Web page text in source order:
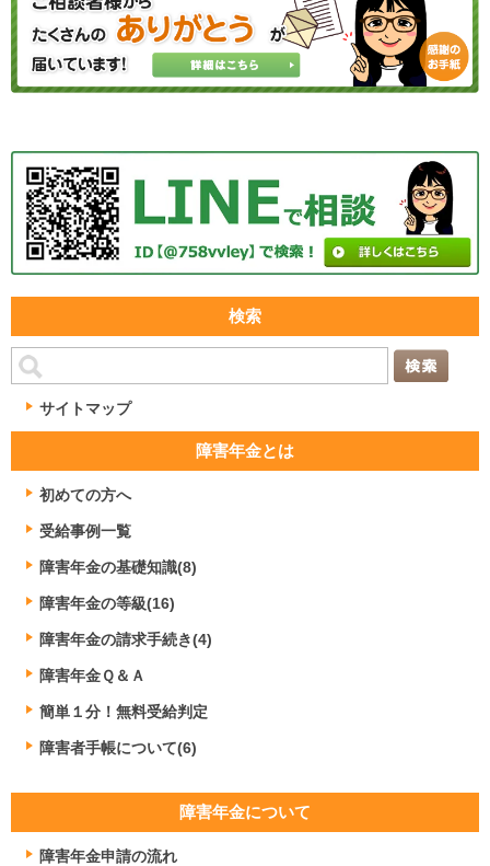
検索
サイトマップ
障害年金とは
初めての方へ
受給事例一覧
障害年金の基礎知識(8)
障害年金の等級(16)
障害年金の請求手続き(4)
障害年金Ｑ＆Ａ
簡単１分！無料受給判定
障害者手帳について(6)
障害年金について
障害年金申請の流れ